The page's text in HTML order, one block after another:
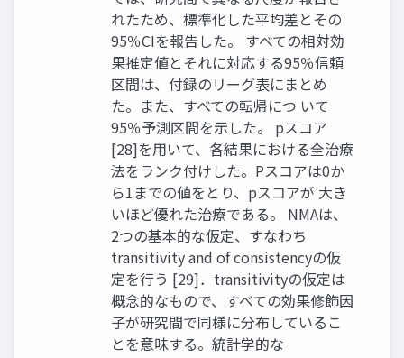
れたため、標準化した平均差とその
95％CIを報告した。 すべての相対効
果推定値とそれに対応する95％信頼
区間は、付録のリーグ表にまとめ
た。また、すべての転帰につ いて
95％予測区間を示した。 pスコア
[28]を用いて、各結果における全治療
法をランク付けした。Pスコアは0か
ら1までの値をとり、pスコアが 大き
いほど優れた治療である。 NMAは、
2つの基本的な仮定、すなわち
transitivity and of consistencyの仮
定を行う [29]．transitivityの仮定は
概念的なもので、すべての効果修飾因
子が研究間で同様に分布しているこ
とを意味する。統計学的な